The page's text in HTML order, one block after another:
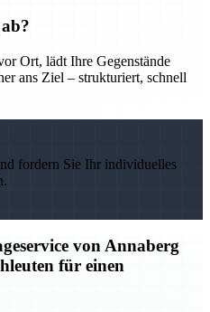
Ort, lädt Ihre Gegenstände
ans Ziel – strukturiert, schnell
fordern Sie Ihr individuelles
von Annaberg
für einen